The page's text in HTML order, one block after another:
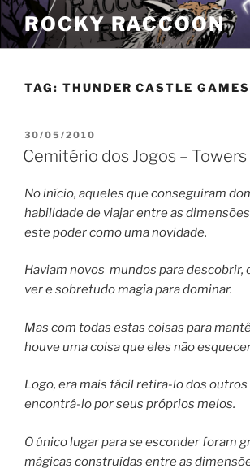
Pular
para
o
ROCKY RACCOON
TAG: THUNDER CASTLE GAMES
PUBLICADO
EM
30/05/2010
Cemitério dos Jogos –
No início, aqueles que conseguiram
habilidade de viajar entre as
este poder como uma novidade.
Haviam novos mundos para descobrir,
ver e sobretudo magia para dominar.
Mas com todas estas coisas para
houve uma coisa que eles não
Logo, era mais fácil retira-lo dos outros
encontrá-lo por seus próprios meios.
O único lugar para se esconder foram
mágicas construídas entre as